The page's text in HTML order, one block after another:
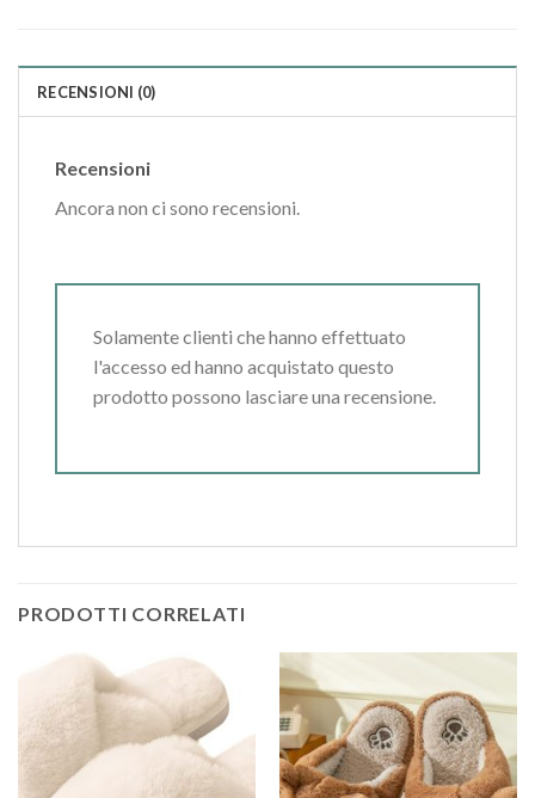
RECENSIONI (0)
Recensioni
Ancora non ci sono recensioni.
Solamente clienti che hanno effettuato
l'accesso ed hanno acquistato questo
prodotto possono lasciare una recensione.
PRODOTTI CORRELATI